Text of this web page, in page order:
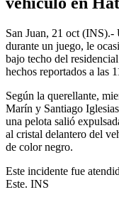
durante un juego, le
bajo techo del
hechos reportados a las
Marín y Santiago
una pelota salió
al cristal delantero del
de color negro.
Este. INS